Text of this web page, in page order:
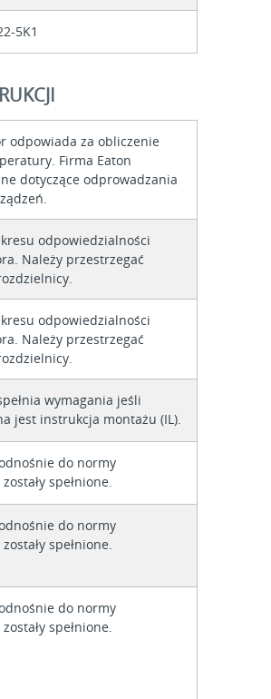
5K1
odpowiada za obliczenie
Firma Eaton
dotyczące odprowadzania
odpowiedzialności
Należy przestrzegać
odpowiedzialności
Należy przestrzegać
wymagania jeśli
jest instrukcja montażu (IL).
do normy
spełnione.
do normy
spełnione.
do normy
spełnione.